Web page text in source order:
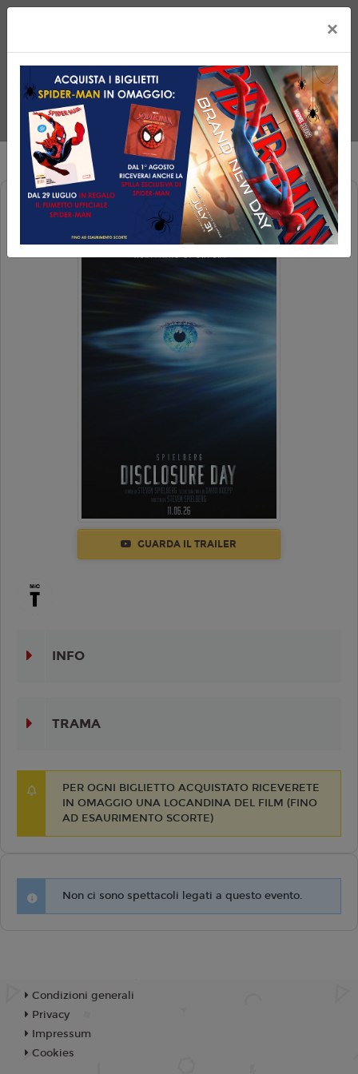
DISCLOSURE DAY
GUARDA IL TRAILER
INFO
TRAMA
PER OGNI BIGLIETTO ACQUISTATO RICEVERETE
IN OMAGGIO UNA LOCANDINA DEL FILM (FINO
AD ESAURIMENTO SCORTE)
Non ci sono spettacoli legati a questo evento.
×
Condizioni generali
Privacy
Impressum
Cookies